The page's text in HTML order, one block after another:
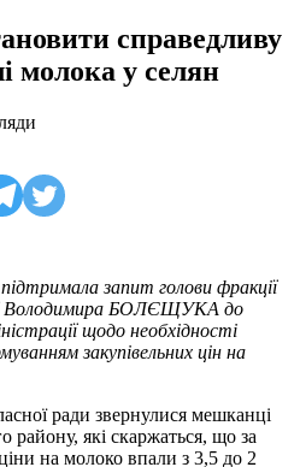
справедливу
молока у селян
запит голови фракції
Володимира БОЛЄЩУКА до
щодо необхідності
закупівельних цін на
ради звернулися мешканці
району, які скаржаться, що за
ціни на молоко впали з 3,5 до 2